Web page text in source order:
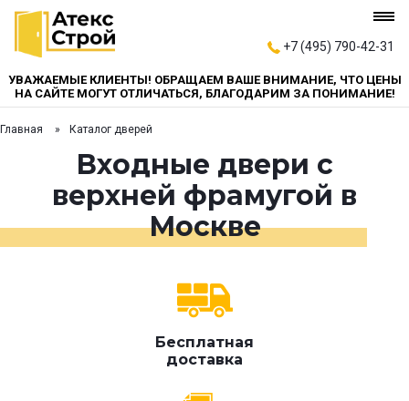
+7 (495) 790-42-31
УВАЖАЕМЫЕ КЛИЕНТЫ! ОБРАЩАЕМ ВАШЕ ВНИМАНИЕ, ЧТО ЦЕНЫ
НА САЙТЕ МОГУТ ОТЛИЧАТЬСЯ, БЛАГОДАРИМ ЗА ПОНИМАНИЕ!
Главная Каталог дверей
Входные двери с
верхней фрамугой в
Москве
Бесплатная
доставка